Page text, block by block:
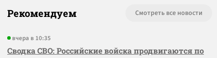
Рекомендуем Смотреть все новости
вчера в 10:35
Сводка СВО: Российские войска продвигаются по